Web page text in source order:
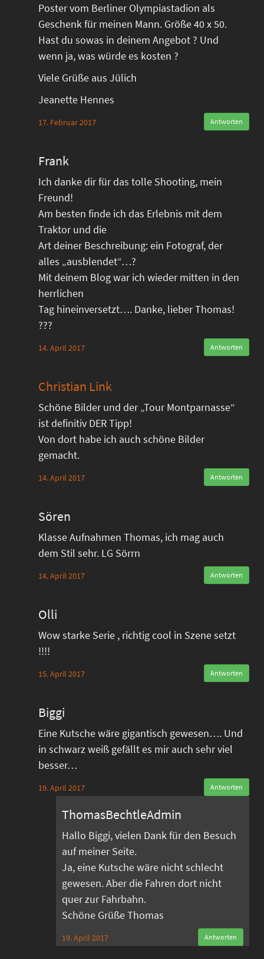
Poster vom Berliner Olympiastadion als
Geschenk für meinen Mann. Größe 40 x 50.
Hast du sowas in deinem Angebot ? Und
wenn ja, was würde es kosten ?
Viele Grüße aus Jülich
Jeanette Hennes
17. Februar 2017 Antworten
Frank
Ich danke dir für das tolle Shooting, mein
Freund!
Am besten finde ich das Erlebnis mit dem
Traktor und die
Art deiner Beschreibung: ein Fotograf, der
alles „ausblendet“…?
Mit deinem Blog war ich wieder mitten in den
herrlichen
Tag hineinversetzt…. Danke, lieber Thomas!
???
14. April 2017 Antworten
Christian Link
Schöne Bilder und der „Tour Montparnasse“
ist definitiv DER Tipp!
Von dort habe ich auch schöne Bilder
gemacht.
14. April 2017 Antworten
Sören
Klasse Aufnahmen Thomas, ich mag auch
dem Stil sehr. LG Sörrn
14. April 2017 Antworten
Olli
Wow starke Serie , richtig cool in Szene setzt
!!!!
15. April 2017 Antworten
Biggi
Eine Kutsche wäre gigantisch gewesen…. Und
in schwarz weiß gefällt es mir auch sehr viel
besser…
19. April 2017 Antworten
ThomasBechtleAdmin
Hallo Biggi, vielen Dank für den Besuch
auf meiner Seite.
Ja, eine Kutsche wäre nicht schlecht
gewesen. Aber die Fahren dort nicht
quer zur Fahrbahn.
Schöne Grüße Thomas
19. April 2017 Antworten